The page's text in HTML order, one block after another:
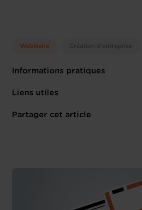
Webinaire Création d'entreprise
Informations pratiques
Mardi 21 Oct 2025
Online Workshop
Liens utiles
M'inscrire
Partager cet article